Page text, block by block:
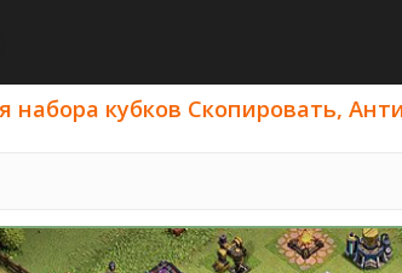
набора кубков Скопировать,